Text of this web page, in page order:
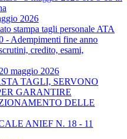
2026
stampa tagli personale ATA
- Adempimenti fine anno
credito, esami,
maggio 2026
TAGLI, SERVONO
GARANTIRE
DELLE
ANIEF N. 18 - 11